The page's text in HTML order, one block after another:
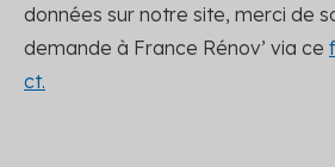
données sur notre site, merci de
demande à France Rénov’ via ce
ct.